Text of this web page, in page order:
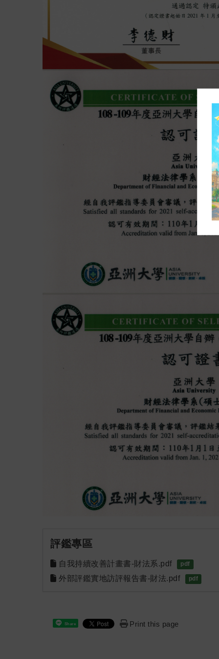
評鑑專區
自我持續改善計畫書-財法系.pdf pdf
外部評鑑實地訪評報告書-財法.pdf pdf
Share Print this page